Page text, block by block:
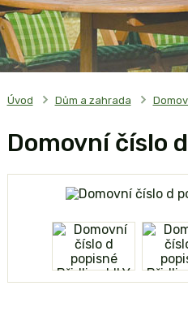
Úvod Dům a zahrada
Domovní číslo